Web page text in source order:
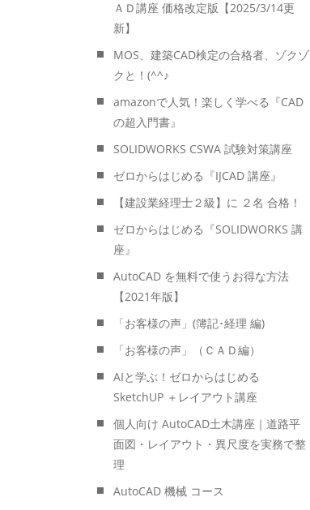
ＡＤ講座 価格改定版【2025/3/14更
新】
MOS、建築CAD検定の合格者、ゾクゾ
クと！(^^♪
amazonで人気！楽しく学べる『CAD
の超入門書』
SOLIDWORKS CSWA 試験対策講座
ゼロからはじめる『IJCAD 講座』
【建設業経理士２級】に ２名 合格！
ゼロからはじめる『SOLIDWORKS 講
座』
AutoCAD を無料で使うお得な方法
【2021年版】
「お客様の声」(簿記･経理 編)
「お客様の声」（ＣＡＤ編）
AIと学ぶ！ゼロからはじめる
SketchUP ＋レイアウト講座
個人向け AutoCAD土木講座｜道路平
面図・レイアウト・異尺度を実務で整
理
AutoCAD 機械 コース